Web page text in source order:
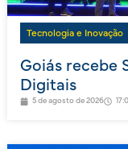
Tecnologia e Inovação
Goiás recebe
Digitais
5 de agosto de 2026